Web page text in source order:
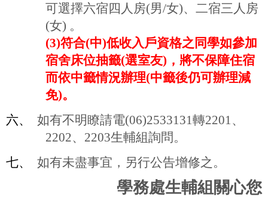
可選擇六宿四人房(男/女)、二宿三人房
(女) 。
(3)符合(中)低收入戶資格之同學如參加
宿舍床位抽籤(選室友) ，將不保障住宿
而依中籤情況辦理(中籤後仍可辦理減
免)。
六、
如有不明瞭請電(06)2533131轉2201 、
2202、 2203生輔組詢問。
七、
如有未盡事宜，另行公告增修之。
學務處生輔組關心您